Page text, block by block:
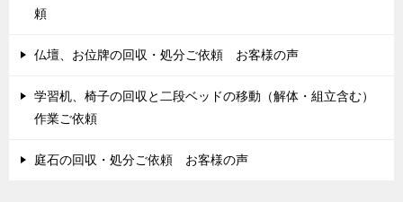
頼
仏壇、お位牌の回収・処分ご依頼 お客様の声
学習机、椅子の回収と二段ベッドの移動（解体・組立含む）
作業ご依頼
庭石の回収・処分ご依頼 お客様の声